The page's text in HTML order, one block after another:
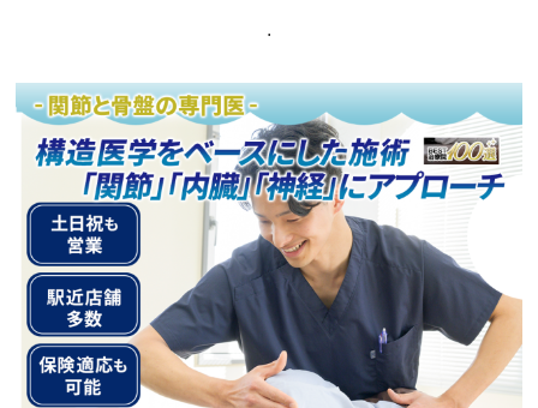
.